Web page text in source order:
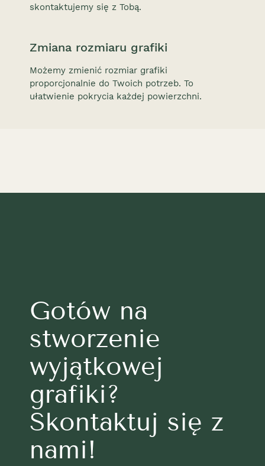
skontaktujemy się z Tobą.
Zmiana rozmiaru grafiki
Możemy zmienić rozmiar grafiki
proporcjonalnie do Twoich potrzeb. To
ułatwienie pokrycia każdej powierzchni.
Gotów na
stworzenie
wyjątkowej
grafiki?
Skontaktuj się z
nami!